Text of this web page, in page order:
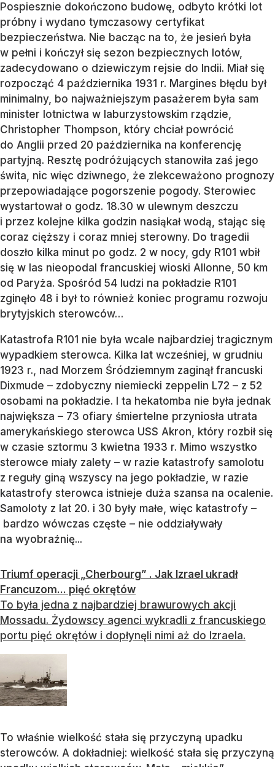
Pospiesznie dokończono budowę, odbyto krótki lot
próbny i wydano tymczasowy certyfikat
bezpieczeństwa. Nie bacząc na to, że jesień była
w pełni i kończył się sezon bezpiecznych lotów,
zadecydowano o dziewiczym rejsie do Indii. Miał się
rozpocząć 4 października 1931 r. Margines błędu był
minimalny, bo najważniejszym pasażerem była sam
minister lotnictwa w laburzystowskim rządzie,
Christopher Thompson, który chciał powrócić
do Anglii przed 20 października na konferencję
partyjną. Resztę podróżujących stanowiła zaś jego
świta, nic więc dziwnego, że zlekceważono prognozy
przepowiadające pogorszenie pogody. Sterowiec
wystartował o godz. 18.30 w ulewnym deszczu
i przez kolejne kilka godzin nasiąkał wodą, stając się
coraz cięższy i coraz mniej sterowny. Do tragedii
doszło kilka minut po godz. 2 w nocy, gdy R101 wbił
się w las nieopodal francuskiej wioski Allonne, 50 km
od Paryża. Spośród 54 ludzi na pokładzie R101
zginęło 48 i był to również koniec programu rozwoju
brytyjskich sterowców…
Katastrofa R101 nie była wcale najbardziej tragicznym
wypadkiem sterowca. Kilka lat wcześniej, w grudniu
1923 r., nad Morzem Śródziemnym zaginął francuski
Dixmude – zdobyczny niemiecki zeppelin L72 – z 52
osobami na pokładzie. I ta hekatomba nie była jednak
największa – 73 ofiary śmiertelne przyniosła utrata
amerykańskiego sterowca USS Akron, który rozbił się
w czasie sztormu 3 kwietna 1933 r. Mimo wszystko
sterowce miały zalety – w razie katastrofy samolotu
z reguły giną wszyscy na jego pokładzie, w razie
katastrofy sterowca istnieje duża szansa na ocalenie.
Samoloty z lat 20. i 30 były małe, więc katastrofy –
bardzo wówczas częste – nie oddziaływały
na wyobraźnię...
Triumf operacji „Cherbourg” . Jak Izrael ukradł
Francuzom... pięć okrętów
To była jedna z najbardziej brawurowych akcji
Mossadu. Żydowscy agenci wykradli z francuskiego
portu pięć okrętów i dopłynęli nimi aż do Izraela.
To właśnie wielkość stała się przyczyną upadku
sterowców. A dokładniej: wielkość stała się przyczyną